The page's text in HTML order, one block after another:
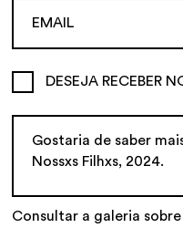
DESEJA RECEBER
Consultar a galeria